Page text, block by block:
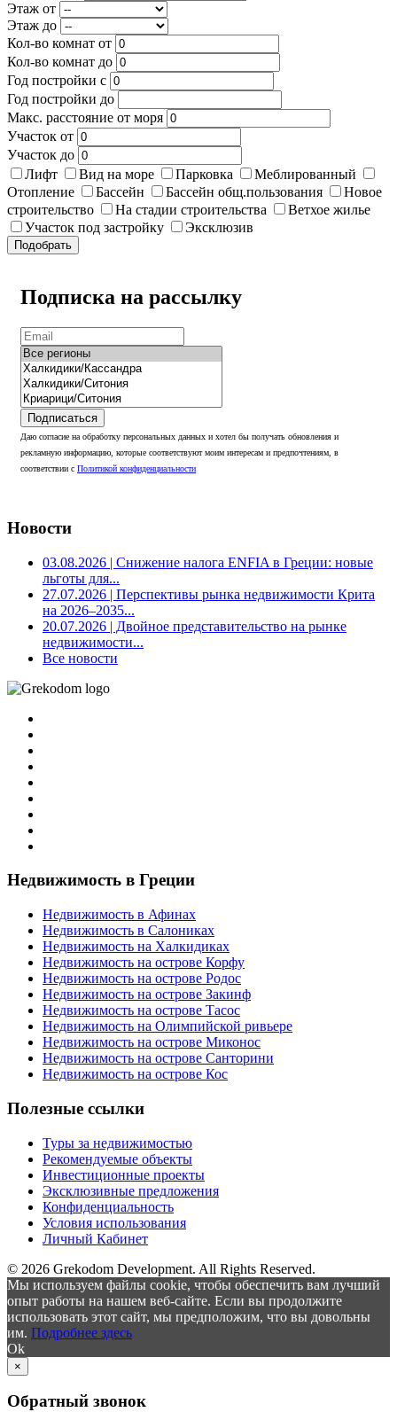
Этаж от
Этаж до
Кол-во комнат от
Кол-во комнат до
Год постройки с
Год постройки до
Макс. расстояние от моря
Участок от
Участок до
Лифт
Вид на море Парковка
Меблированный
Отопление
Бассейн Бассейн общ.пользования
Новое
строительство
На стадии строительства
Ветхое жилье
Участок под застройку
Эксклюзив
Подобрать
Подписка на рассылку
Подписаться
Даю согласие на обработку персональных данных и хотел бы получать обновления и
рекламную информацию, которые соответствуют моим интересам и предпочтениям, в
соответствии с Политикой конфиденциальности
Новости
03.08.2026 | Снижение налога ENFIA в Греции: новые
льготы для...
27.07.2026 | Перспективы рынка недвижимости Крита
на 2026–2035...
20.07.2026 | Двойное представительство на рынке
недвижимости...
Все новости
Недвижимость в Греции
Недвижимость в Афинах
Недвижимость в Салониках
Недвижимость на Халкидиках
Недвижимость на острове Корфу
Недвижимость на острове Родос
Недвижимость на острове Закинф
Недвижимость на острове Тасос
Недвижимость на Олимпийской ривьере
Недвижимость на острове Миконос
Недвижимость на острове Санторини
Недвижимость на острове Кос
Полезные ссылки
Туры за недвижимостью
Рекомендуемые объекты
Инвестиционные проекты
Эксклюзивные предложения
Конфиденциальность
Условия использования
Личный Кабинет
© 2026 Grekodom Development. All Rights Reserved.
Мы используем файлы cookie, чтобы обеспечить вам лучший
опыт работы на нашем веб-сайте. Если вы продолжите
использовать этот сайт, мы предположим, что вы довольны
им. Подробнее здесь
Ok
×
Обратный звонок